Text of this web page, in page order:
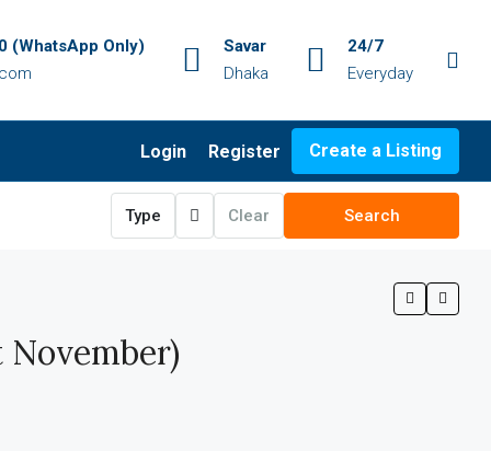
(WhatsApp Only)
Savar
Dhaka
24/7
Everyday
Login Register Create a Listing
Type Clear Search